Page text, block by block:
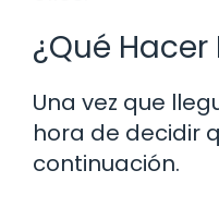
¿Qué
Una vez que
hora de decidir
continuación.